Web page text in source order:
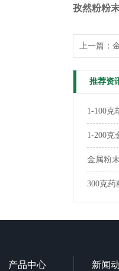
孜然粉粉
上一篇：
推荐资
1-100克
1-200克
金属粉
300克
产品中心 新闻